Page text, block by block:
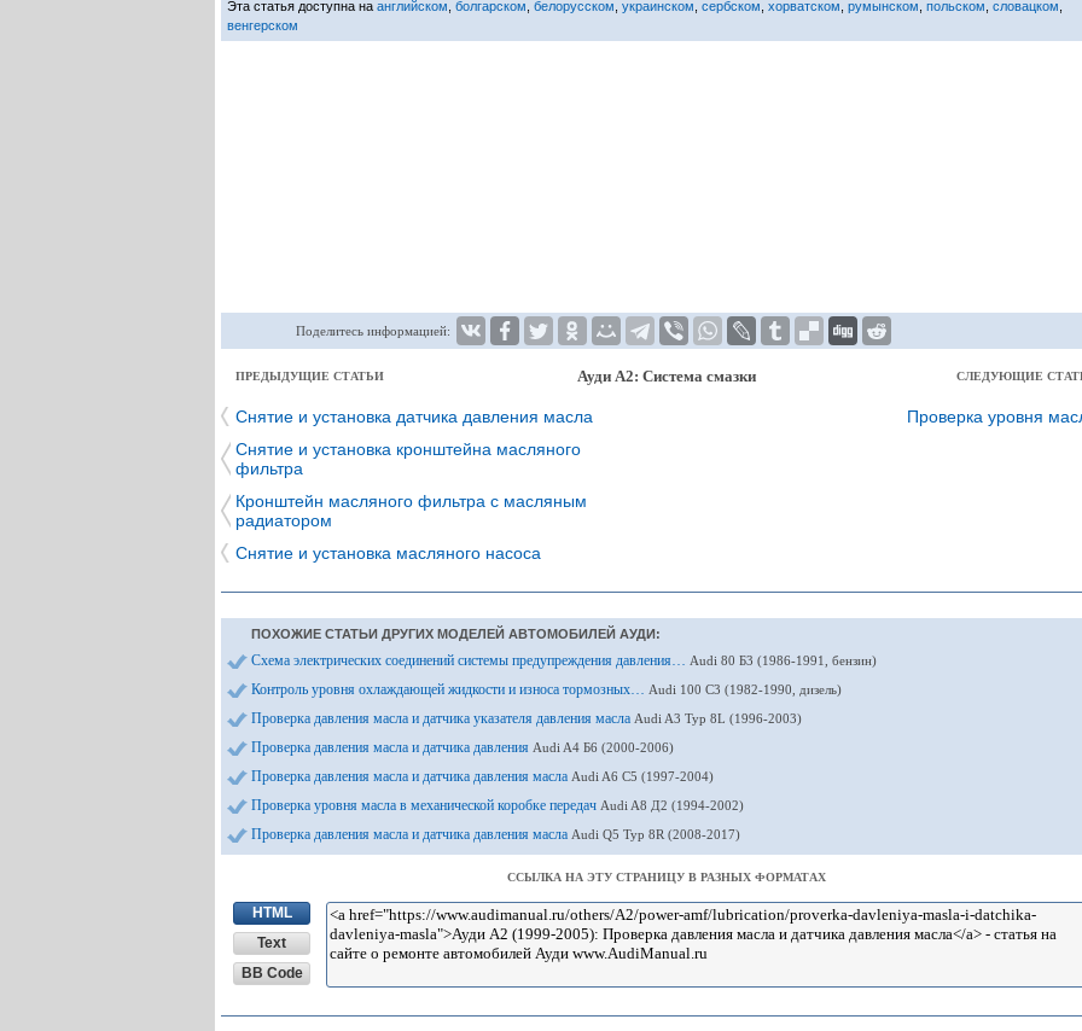
Эта статья доступна на английском болгарском белорусском украинском сербском хорватском румынском польском словацком
венгерском
Поделитесь информацией:
ПРЕДЫДУЩИЕ СТАТЬИ Ауди А2: Система смазки СЛЕДУЮЩИЕ
Снятие и установка датчика давления масла
Снятие и установка кронштейна масляного
фильтра
Кронштейн масляного фильтра с масляным
радиатором
Снятие и установка масляного насоса
Проверка уровня
ПОХОЖИЕ СТАТЬИ ДРУГИХ МОДЕЛЕЙ АВТОМОБИЛЕЙ АУДИ:
Схема электрических соединений системы предупреждения давления… Audi 80 Б3 (1986-1991, бензин)
Контроль уровня охлаждающей жидкости и износа тормозных… Audi 100 С3 (1982-1990, дизель)
Проверка давления масла и датчика указателя давления масла Audi A3 Typ 8L (1996-2003)
Проверка давления масла и датчика давления Audi A4 Б6 (2000-2006)
Проверка давления масла и датчика давления масла Audi A6 С5 (1997-2004)
Проверка уровня масла в механической коробке передач Audi A8 Д2 (1994-2002)
Проверка давления масла и датчика давления масла Audi Q5 Typ 8R (2008-2017)
ССЫЛКА НА ЭТУ СТРАНИЦУ В РАЗНЫХ ФОРМАТАХ
HTML
Text
BB Code